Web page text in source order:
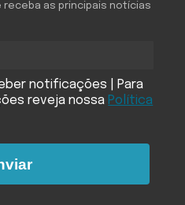
as principais notícias
notificações | Para
reveja nossa Política